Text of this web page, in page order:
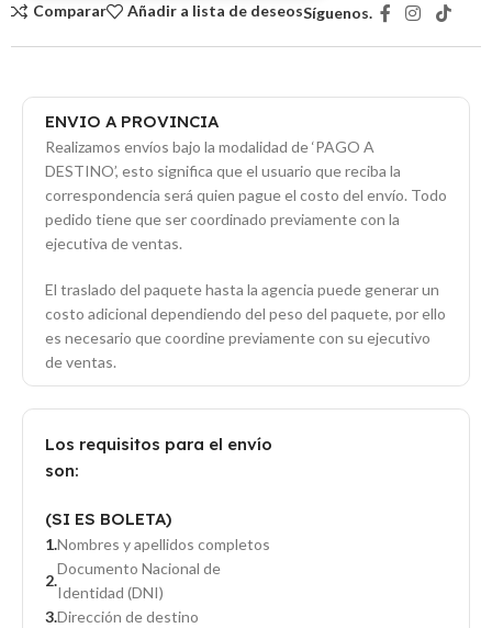
Comparar Añadir a lista de deseosSíguenos.
ENVIO A PROVINCIA
Realizamos envíos bajo la modalidad de ‘PAGO A
DESTINO’, esto significa que el usuario que reciba la
correspondencia será quien pague el costo del envío. Todo
pedido tiene que ser coordinado previamente con la
ejecutiva de ventas.
El traslado del paquete hasta la agencia puede generar un
costo adicional dependiendo del peso del paquete, por ello
es necesario que coordine previamente con su ejecutivo
de ventas.
Los requisitos para el envío
son:
(SI ES BOLETA)
Nombres y apellidos completos
Documento Nacional de
Identidad (DNI)
Dirección de destino